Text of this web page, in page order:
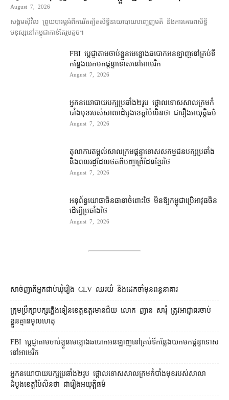
August 7, 2026
សង្គម​ស៊ីវិល ព្រួយបារម្ភ​អំពី​ការ​រឹតត្បិត​សិទ្ធិ​នយោបាយ​បញ្ចេញមតិ និង​ការគោរព​សិទ្ធិ
មនុស្ស​នៅ​កម្ពុជា​កាន់តែ​រួម​តូច។
FBI ប្ដេជ្ញា​តាម​ចាប់ខ្លួន​មេខ្លោង​ឆបោក​អនឡាញ​នៅ​គ្រប់​ទី
កន្លែង​យក​មក​ផ្ដន្ទាទោស​នៅ​អាមេរិក
August 7, 2026
អ្នកនយោបាយ​បក្ស​ប្រឆាំង​២​រូប ថ្កោលទោស​សាលក្រម​កំ
បាំងមុខ​របស់​សាលាដំបូង​ខេត្ត​ប៉ៃលិន​ថា ជា​រឿង​អយុត្តិធម៌
August 7, 2026
តុលាការ​តម្កល់​សាលក្រម​ផ្ដន្ទាទោស​សកម្មជន​បក្ស​ប្រឆាំង​
និង​ពលរដ្ឋ​ដែល​ថត​ពី​បញ្ហា​ព្រំដែន​ខ្មែរ​ថៃ
August 7, 2026
អនុព័ន្ធយោធា​ចិន​ធានា​ចំពោះ​ថៃ មិន​ឱ្យ​កម្ពុជា​ប្រើ​អាវុធ​ចិន​
ដើម្បី​ប្រឆាំង​ថៃ ​
August 7, 2026
សាច់ញាតិអ្នកជាប់ឃុំរឿង CLV ឈរយំ និងដេកចាំមុនពន្ធនាគារ
ក្រុមប្រឹក្សា​បក្ស​ភ្លើងទៀន​ខេត្ត​ឧត្ដរមានជ័យ លោក ញាន សារុំ ត្រូវ​អាជ្ញាធរ​ចាប់
ខ្លួន​គ្មាន​មូលហេតុ
FBI ប្ដេជ្ញា​តាម​ចាប់ខ្លួន​មេខ្លោង​ឆបោក​អនឡាញ​នៅ​គ្រប់​ទីកន្លែង​យក​មក​ផ្ដន្ទាទោស​
នៅ​អាមេរិក
អ្នកនយោបាយ​បក្ស​ប្រឆាំង​២​រូប ថ្កោលទោស​សាលក្រម​កំបាំងមុខ​របស់​សាលា
ដំបូង​ខេត្ត​ប៉ៃលិន​ថា ជា​រឿង​អយុត្តិធម៌